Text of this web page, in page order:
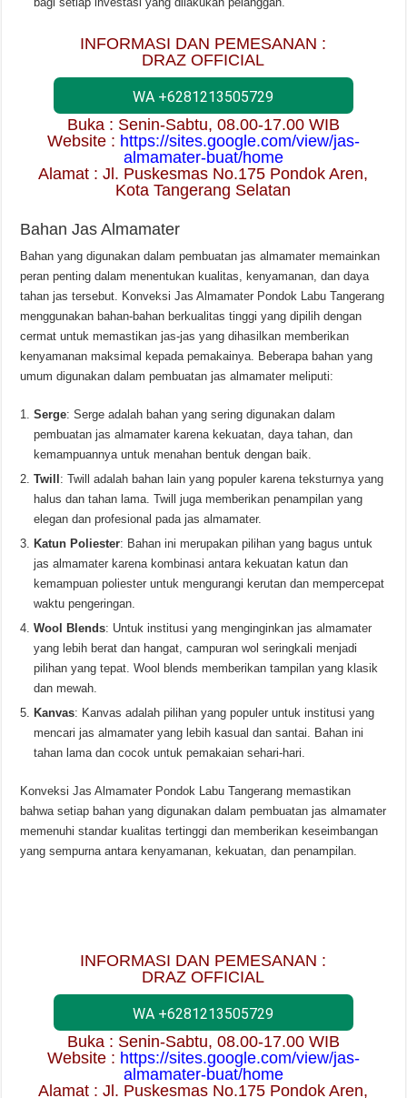
INFORMASI DAN PEMESANAN :
DRAZ OFFICIAL
WA +6281213505729
Buka : Senin-Sabtu, 08.00-17.00 WIB
Website : https://sites.google.com/view/jas-
almamater-buat/home
Alamat : Jl. Puskesmas No.175 Pondok Aren,
Kota Tangerang Selatan
Bahan Jas Almamater
Bahan yang digunakan dalam pembuatan jas almamater memainkan
peran penting dalam menentukan kualitas, kenyamanan, dan daya
tahan jas tersebut. Konveksi Jas Almamater Pondok Labu Tangerang
menggunakan bahan-bahan berkualitas tinggi yang dipilih dengan
cermat untuk memastikan jas-jas yang dihasilkan memberikan
kenyamanan maksimal kepada pemakainya. Beberapa bahan yang
umum digunakan dalam pembuatan jas almamater meliputi:
Serge: Serge adalah bahan yang sering digunakan dalam
pembuatan jas almamater karena kekuatan, daya tahan, dan
kemampuannya untuk menahan bentuk dengan baik.
Twill : Twill adalah bahan lain yang populer karena teksturnya yang
halus dan tahan lama. Twill juga memberikan penampilan yang
elegan dan profesional pada jas almamater.
Katun Poliester: Bahan ini merupakan pilihan yang bagus untuk
jas almamater karena kombinasi antara kekuatan katun dan
kemampuan poliester untuk mengurangi kerutan dan mempercepat
waktu pengeringan.
Wool Blends: Untuk institusi yang menginginkan jas almamater
yang lebih berat dan hangat, campuran wol seringkali menjadi
pilihan yang tepat. Wool blends memberikan tampilan yang klasik
dan mewah.
Kanvas: Kanvas adalah pilihan yang populer untuk institusi yang
mencari jas almamater yang lebih kasual dan santai. Bahan ini
tahan lama dan cocok untuk pemakaian sehari-hari.
Konveksi Jas Almamater Pondok Labu Tangerang memastikan
bahwa setiap bahan yang digunakan dalam pembuatan jas almamater
memenuhi standar kualitas tertinggi dan memberikan keseimbangan
yang sempurna antara kenyamanan, kekuatan, dan penampilan.
INFORMASI DAN PEMESANAN :
DRAZ OFFICIAL
WA +6281213505729
Buka : Senin-Sabtu, 08.00-17.00 WIB
Website : https://sites.google.com/view/jas-
almamater-buat/home
Alamat : Jl. Puskesmas No.175 Pondok Aren,